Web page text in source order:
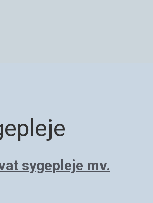
sygepleje mv.